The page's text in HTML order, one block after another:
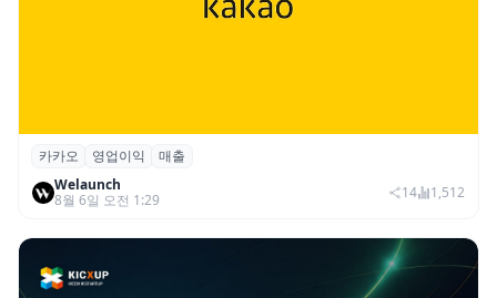
카카오, 2026년 2분기 매출 2조985억·영업
이익 2770억…역대 분기 최대
카카오 영업이익
매출
Welaunch
8월 6일 오전 1:29
14 1,512